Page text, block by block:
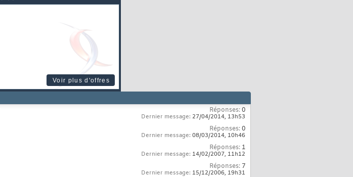
Voir plus d'offres
Réponses:0
Dernier message: 27/04/2014, 13h53
Réponses:0
Dernier message: 08/03/2014, 10h46
Réponses: 1
Dernier message: 14/02/2007, 11h12
Réponses: 7
Dernier message: 15/12/2006, 19h31